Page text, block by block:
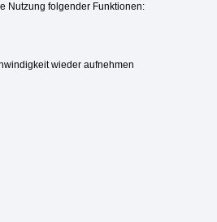
Nutzung folgender Funktionen:
wieder aufnehmen